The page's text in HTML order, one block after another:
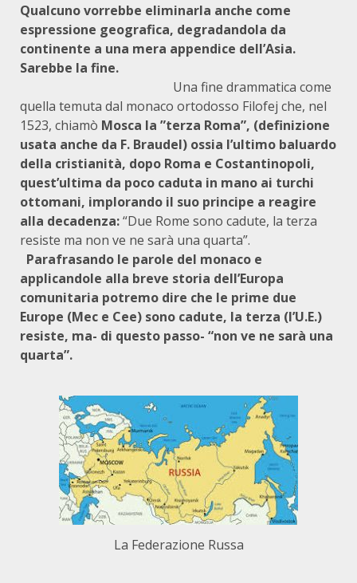
Qualcuno vorrebbe eliminarla anche come
espressione geografica, degradandola da
continente a una mera appendice dell’Asia.
Sarebbe la fine.
Una fine drammatica come
quella temuta dal monaco ortodosso Filofej che, nel
1523, chiamò Mosca la ”terza Roma”, (definizione
usata anche da F. Braudel) ossia l’ultimo baluardo
della cristianità, dopo Roma e Costantinopoli,
quest’ultima da poco caduta in mano ai turchi
ottomani, implorando il suo principe a reagire
alla decadenza:“Due Rome sono cadute, la terza
resiste ma non ve ne sarà una quarta”.
Parafrasando le parole del monaco e
applicandole alla breve storia dell’Europa
comunitaria potremo dire che le prime due
Europe (Mec e Cee) sono cadute, la terza (l’U.E.)
resiste, ma- di questo passo- “non ve ne sarà una
quarta”.
La Federazione Russa